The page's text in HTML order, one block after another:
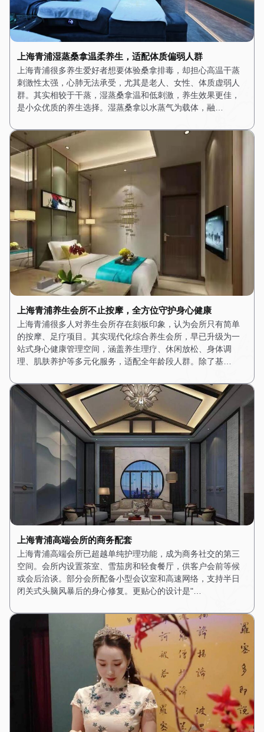
上海青浦湿蒸桑拿温柔养生，适配体质偏弱人群
上海青浦很多养生爱好者想要体验桑拿排毒，却担心高温干蒸
刺激性太强，心肺无法承受，尤其是老人、女性、体质虚弱人
群。其实相较于干蒸，湿蒸桑拿温和低刺激，养生效果更佳，
是小众优质的养生选择。湿蒸桑拿以水蒸气为载体，融…
上海青浦养生会所不止按摩，全方位守护身心健康
上海青浦很多人对养生会所存在刻板印象，认为会所只有简单
的按摩、足疗项目。其实现代化综合养生会所，早已升级为一
站式身心健康管理空间，涵盖养生理疗、休闲放松、身体调
理、肌肤养护等多元化服务，适配全年龄段人群。除了基…
上海青浦高端会所的商务配套
上海青浦高端会所已超越单纯护理功能，成为商务社交的第三
空间。会所内设置茶室、雪茄房和轻食餐厅，供客户会前等候
或会后洽谈。部分会所配备小型会议室和高速网络，支持半日
闭关式头脑风暴后的身心修复。更贴心的设计是"…